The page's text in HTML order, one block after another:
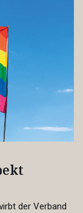
der Verband